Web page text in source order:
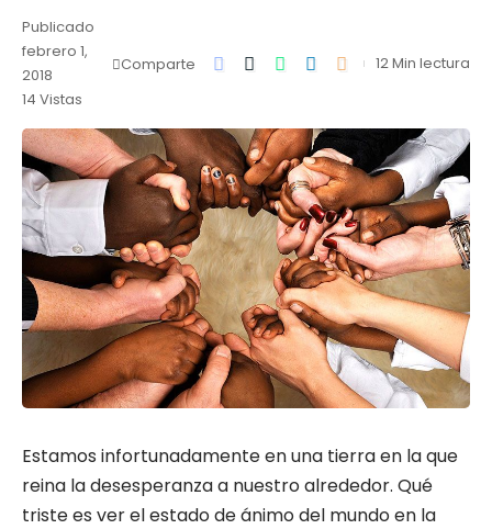
Publicado
febrero 1,
2018
14 Vistas
Comparte 12 Min lectura
Estamos infortunadamente en una tierra en la que
reina la desesperanza a nuestro alrededor. Qué
triste es ver el estado de ánimo del mundo en la